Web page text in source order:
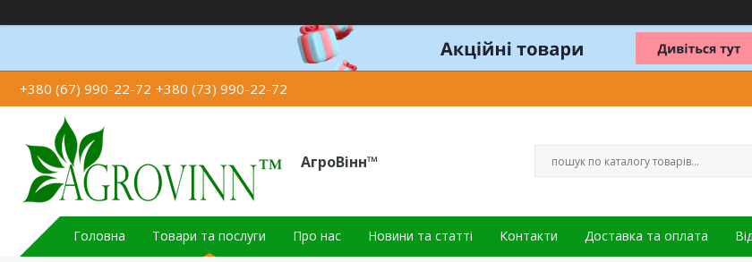
+380 (67) 990-22-72 +380 (73) 990-22-72
АгроВінн™
Головна Товари та послуги Про нас Новини та статті Контакти Доставка та оплата